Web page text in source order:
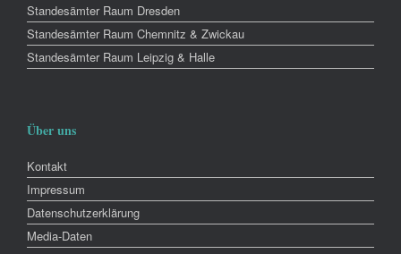
Standesämter Raum Dresden
Standesämter Raum Chemnitz & Zwickau
Standesämter Raum Leipzig & Halle
Über uns
Kontakt
Impressum
Datenschutzerklärung
Media-Daten